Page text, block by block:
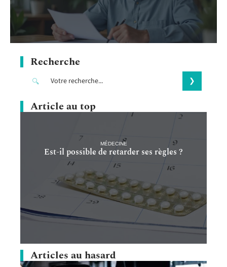
Recherche
Article au top
MÉDECINE
Est-il possible de retarder ses règles ?
Articles au hasard